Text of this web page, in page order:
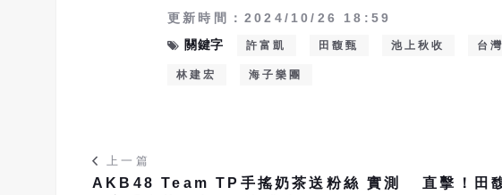
更新時間：2024/10/26 18:59
關鍵字
許富凱 田馥甄 池上秋收 台
林建宏 海子樂團
上一篇
AKB48 Team TP手搖奶茶送粉絲 實測
直擊！田